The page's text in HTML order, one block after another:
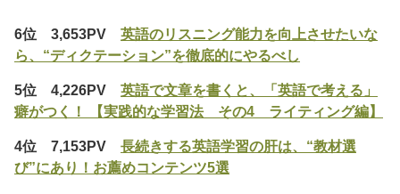
6位 3,653PV 英語のリスニング能力を向上させたいな
ら、“ディクテーション”を徹底的にやるべし
5位 4,226PV 英語で文章を書くと、「英語で考える」
癖がつく！ 【実践的な学習法 その4 ライティング編】
4位 7,153PV 長続きする英語学習の肝は、“教材選
び”にあり！お薦めコンテンツ5選